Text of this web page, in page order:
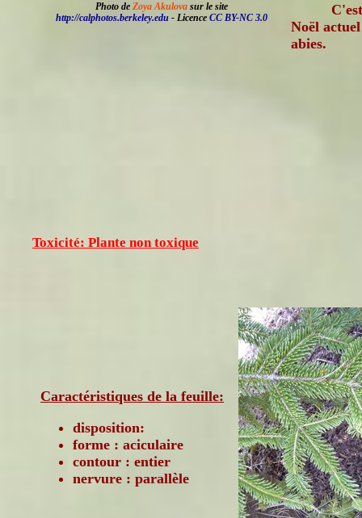
Photo de Zoya Akulova sur le site
http://calphotos.berkeley.edu - Licence CC BY-NC 3.0
Noël
abies.
Toxicité: Plante non toxique
Caractéristiques de la feuille:
disposition:
forme : aciculaire
contour : entier
nervure : parallèle